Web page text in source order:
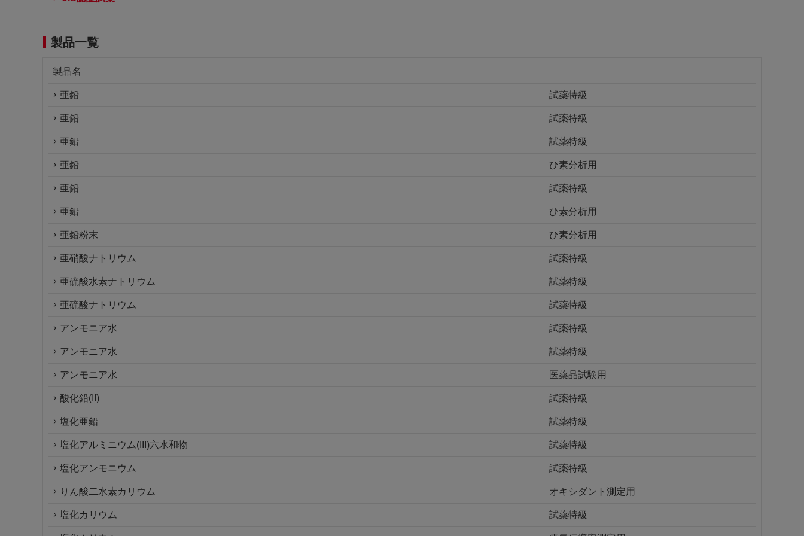
製品一覧
製品名
亜鉛 試薬特級
亜鉛 試薬特級
亜鉛 試薬特級
亜鉛 ひ素分析用
亜鉛 試薬特級
亜鉛 ひ素分析用
亜鉛粉末 ひ素分析用
亜硝酸ナトリウム 試薬特級
亜硫酸水素ナトリウム 試薬特級
亜硫酸ナトリウム 試薬特級
アンモニア水 試薬特級
アンモニア水 試薬特級
アンモニア水 医薬品試験用
酸化鉛(II) 試薬特級
塩化亜鉛 試薬特級
塩化アルミニウム(III)六水和物 試薬特級
塩化アンモニウム 試薬特級
りん酸二水素カリウム オキシダント測定用
塩化カリウム 試薬特級